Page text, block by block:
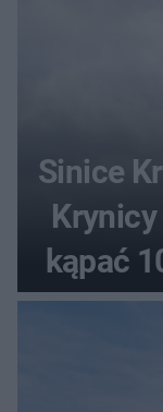
Sinice
kąpać